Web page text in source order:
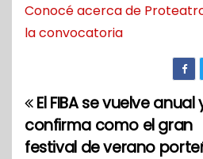
Conocé acerca de
la convocatoria
N
a
El FIBA se vuelve anual
confirma como el gran
festival de verano